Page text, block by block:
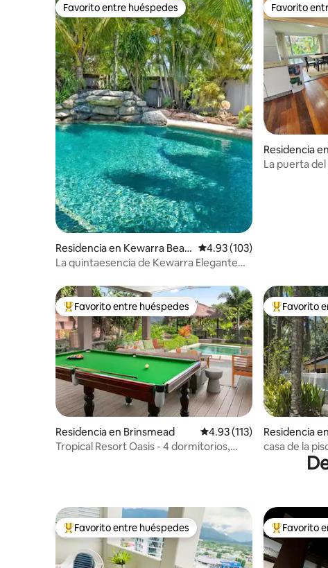
Favorito entre huéspedes
Favorito entre huéspedes
Residencia en Kewarra Beac
h
Calificación promedio: 4.93
4.93 (103)
La quintaesencia de Kewarra Elegante
Favorito
Favorito
Residencia
La puerta
De los mejores en Favorito entre huéspedes
Favorito entre huéspedes
Residencia en Brinsmead Calificación promedio:
4.93 (113)
Tropical Resort Oasis - 4 dormitorios,
De los
Favorito
Residencia
casa de la
De los mejores en Favorito entre huéspedes
Favorito entre huéspedes De los
Favorito